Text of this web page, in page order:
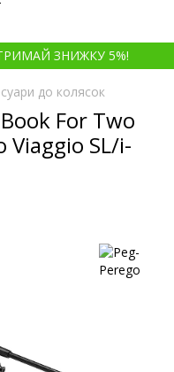
ЗНИЖКУ 5%!
до колясок
For Two
Viaggio SL/i-